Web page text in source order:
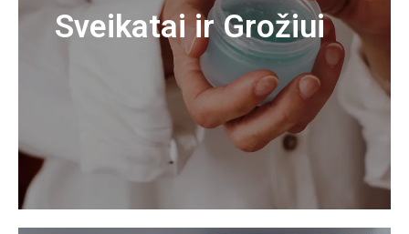
Sveikatai ir Grožiui